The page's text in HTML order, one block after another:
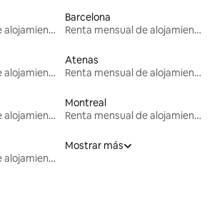
Renta mensual de alojamientos
Barcelona
Renta mensual de alojamientos
Renta mensual de alojamientos
Atenas
Renta mensual de alojamientos
Renta mensual de alojamientos
Montreal
Renta mensual de alojamientos
Renta mensual de alojamientos
Mostrar más